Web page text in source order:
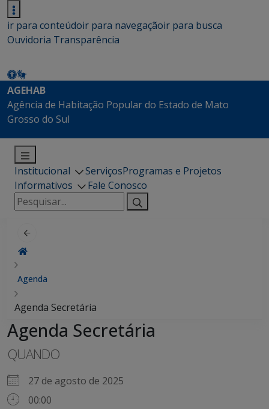
ir para conteúdoir para navegaçãoir para busca
Ouvidoria Transparência
AGEHAB
Agência de Habitação Popular do Estado de Mato
Grosso do Sul
Institucional ServiçosProgramas e Projetos
Informativos
Fale Conosco
Pesquisar
por:
Agenda
Agenda Secretária
Agenda Secretária
QUANDO
27 de agosto de 2025
00:00